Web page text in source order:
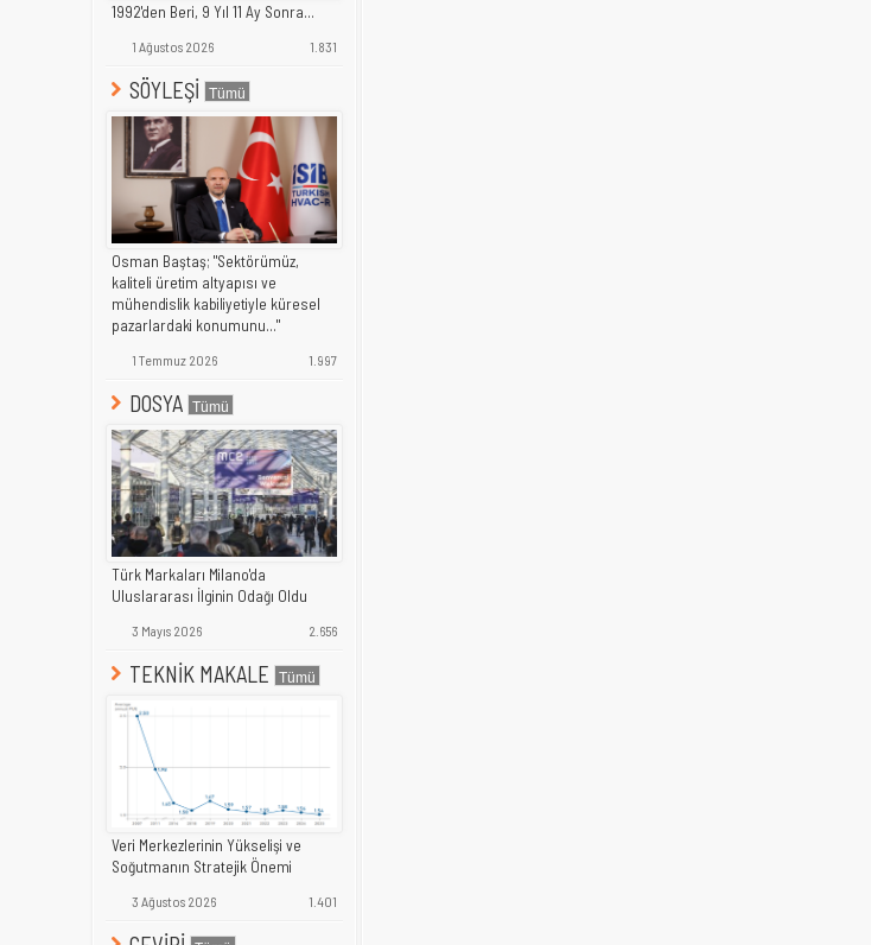
1992'den Beri, 9 Yıl 11 Ay Sonra...
1 Ağustos 2026 1.831
SÖYLEŞİ
Osman Baştaş; "Sektörümüz,
kaliteli üretim altyapısı ve
mühendislik kabiliyetiyle küresel
pazarlardaki konumunu..."
1 Temmuz 2026 1.997
DOSYA
Türk Markaları Milano'da
Uluslararası İlginin Odağı Oldu
3 Mayıs 2026 2.656
TEKNİK MAKALE
Veri Merkezlerinin Yükselişi ve
Soğutmanın Stratejik Önemi
3 Ağustos 2026 1.401